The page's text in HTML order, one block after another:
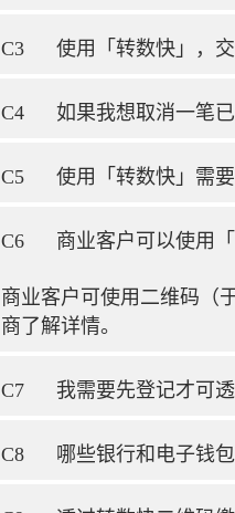
C3 使用「转数快」，
C4 如果我想取消一笔
C5 使用「转数快」需要
C6 商业客户可以使用
商业客户可使用二维码（
商了解详情。
C7 我需要先登记才可
C8 哪些银行和电子钱